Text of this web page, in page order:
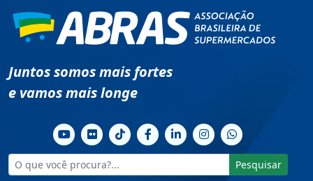
Juntos somos mais fortes
e vamos mais longe
Pesquisar